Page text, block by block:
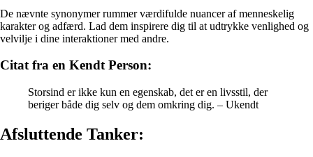
De nævnte synonymer rummer værdifulde nuancer af menneskelig
karakter og adfærd. Lad dem inspirere dig til at udtrykke venlighed og
velvilje i dine interaktioner med andre.
Citat fra en Kendt Person:
Storsind er ikke kun en egenskab, det er en livsstil, der
beriger både dig selv og dem omkring dig. – Ukendt
Afsluttende Tanker: